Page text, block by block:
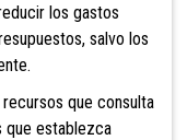
los gastos
salvo los
que consulta
que establezca